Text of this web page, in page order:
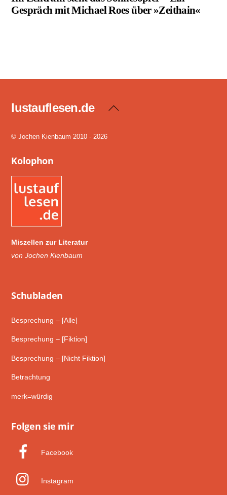
Gespräch mit Michael Roes über »Zeithain«
Back
lustauflesen.de
© Jochen Kienbaum 2010 - 2026
Kolophon
Miszellen zur Literatur
von Jochen Kienbaum
Schub­laden
Besprechung – [Alle]
Besprechung – [Fiktion]
Besprechung – [Nicht Fiktion]
Betrachtung
merk=würdig
Folgen sie mir
Facebook
Instagram